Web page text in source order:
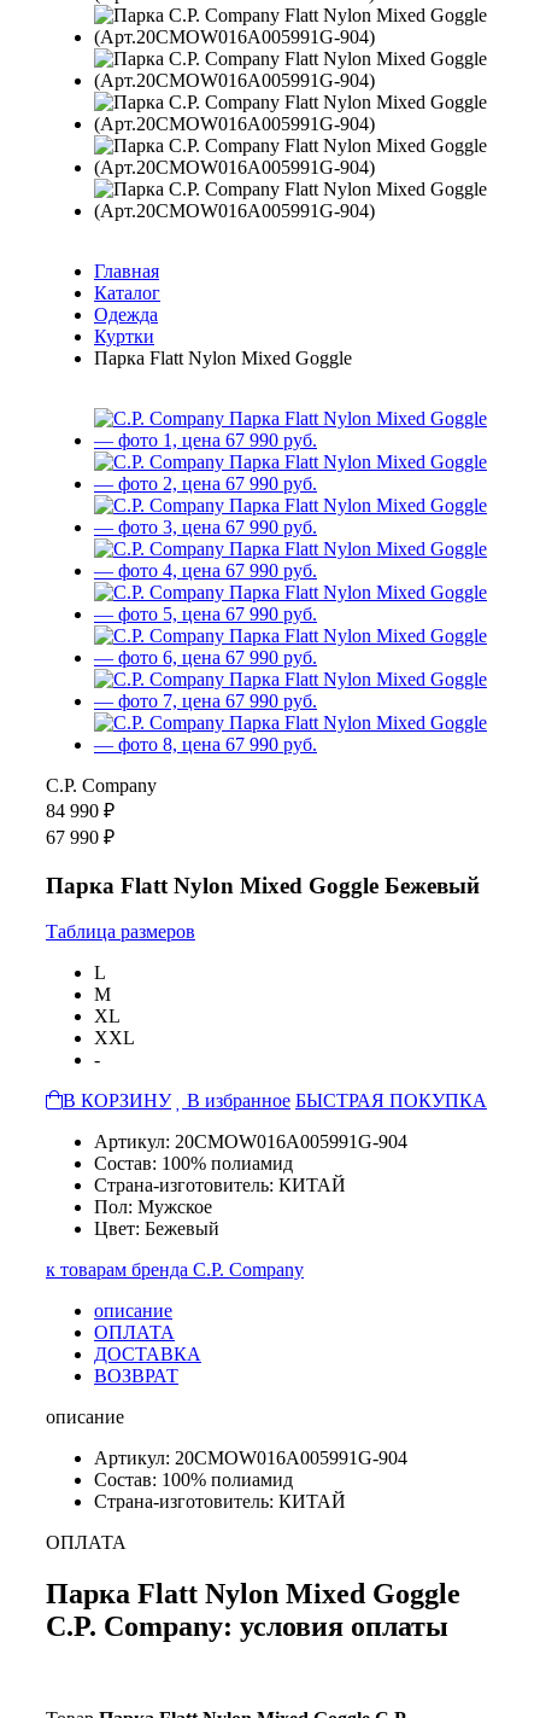
Главная
Каталог
Одежда
Куртки
Парка Flatt Nylon Mixed Goggle
C.P. Company
84 990 ₽
67 990 ₽
Парка Flatt Nylon Mixed Goggle Бежевый
Таблица размеров
L
M
XL
XXL
-
В КОРЗИНУ
В избранное БЫСТРАЯ ПОКУПКА
Артикул: 20CMOW016A005991G-904
Состав: 100% полиамид
Страна-изготовитель: КИТАЙ
Пол: Мужское
Цвет: Бежевый
к товарам бренда C.P. Company
описание
ОПЛАТА
ДОСТАВКА
ВОЗВРАТ
описание
Артикул: 20CMOW016A005991G-904
Состав: 100% полиамид
Страна-изготовитель: КИТАЙ
ОПЛАТА
Парка Flatt Nylon Mixed Goggle
C.P. Company: условия оплаты